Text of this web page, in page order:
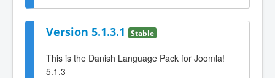
Version 5.1.3.1 Stable
This is the Danish Language Pack for Joomla!
5.1.3